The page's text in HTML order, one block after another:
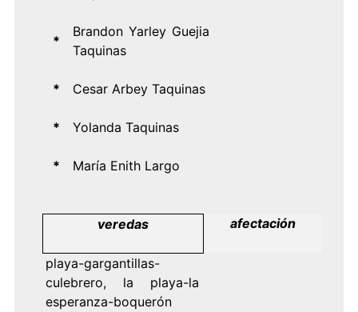
*
Brandon Yarley Guejia
Taquinas
* Cesar Arbey Taquinas
* Yolanda Taquinas
* María Enith Largo
veredas afectación
playa-gargantillas-
culebrero, la playa-la
esperanza-boquerón